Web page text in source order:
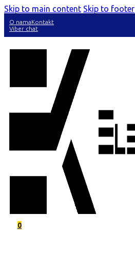
Skip to main content Skip to footer
O namaKontakt
Viber chat
0